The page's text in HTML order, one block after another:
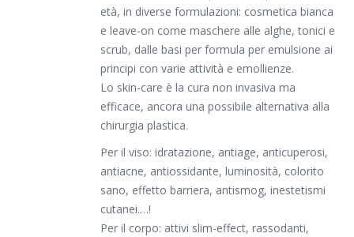
età, in diverse formulazioni: cosmetica bianca
e leave-on come maschere alle alghe, tonici e
scrub, dalle basi per formula per emulsione ai
principi con varie attività e emollienze.
Lo skin-care è la cura non invasiva ma
efficace, ancora una possibile alternativa alla
chirurgia plastica.
Per il viso: idratazione, antiage, anticuperosi,
antiacne, antiossidante, luminosità, colorito
sano, effetto barriera, antismog, inestetismi
cutanei.…!
Per il corpo: attivi slim-effect, rassodanti,